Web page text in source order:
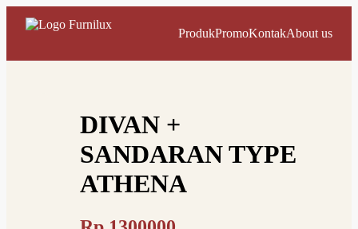
ProdukPromoKontakAbout us
DIVAN +
SANDARAN TYPE
ATHENA